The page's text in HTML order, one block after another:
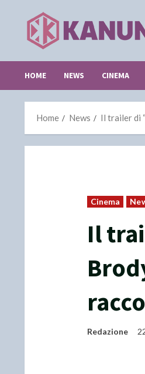
content
HOME NEWS CINEMA
Home News Il trailer di
Cinema
Il
Redazione